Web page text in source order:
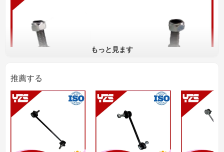
もっと見ます
推薦する